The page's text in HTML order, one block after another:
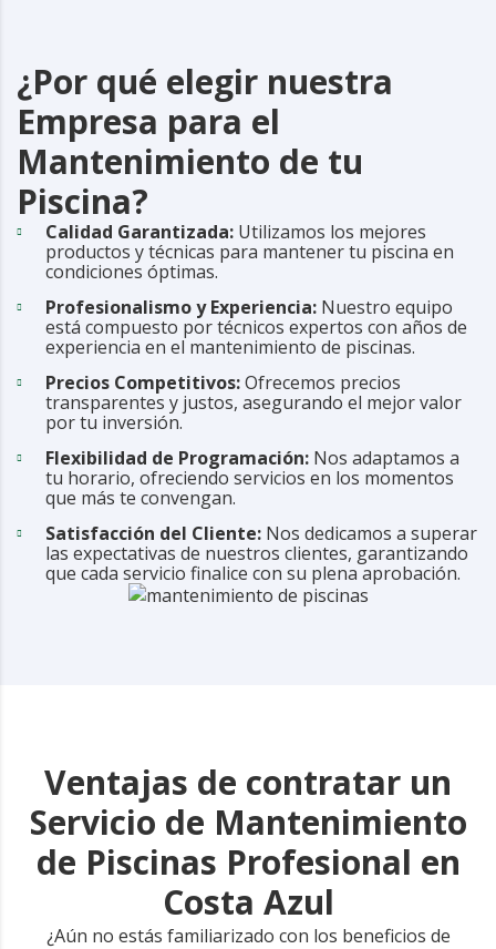
¿Por qué elegir nuestra
Empresa para el
Mantenimiento de tu
Piscina?
Calidad Garantizada: Utilizamos los mejores
productos y técnicas para mantener tu piscina en
condiciones óptimas.
Profesionalismo y Experiencia: Nuestro equipo
está compuesto por técnicos expertos con años de
experiencia en el mantenimiento de piscinas.
Precios Competitivos:Ofrecemos precios
transparentes y justos, asegurando el mejor valor
por tu inversión.
Flexibilidad de Programación: Nos adaptamos a
tu horario, ofreciendo servicios en los momentos
que más te convengan.
Satisfacción del Cliente: Nos dedicamos a superar
las expectativas de nuestros clientes, garantizando
que cada servicio finalice con su plena aprobación.
Ventajas de contratar un
Servicio de Mantenimiento
de Piscinas Profesional en
Costa Azul
¿Aún no estás familiarizado con los beneficios de